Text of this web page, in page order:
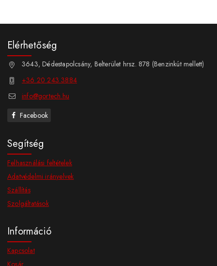
Elérhetőség
3643, Dédestapolcsány, Belterület hrsz. 878 (Benzinkút mellett)
+36 20 243 3884
info@gortech.hu
Facebook
Segítség
Felhasználási feltételek
Adatvédelmi irányelvek
Szállítás
Szolgáltatások
Információ
Kapcsolat